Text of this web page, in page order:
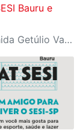
Bauru e
Evento aberto ao público será na Avenida Getúlio Vargas, no domingo, 16, às 9h, com revelação do novo uniforme da equipe